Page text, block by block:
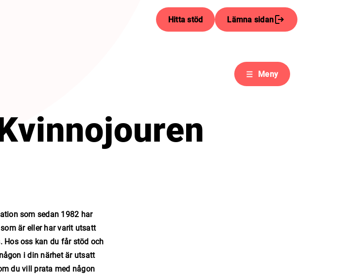
Hitta stöd Lämna sidan
Meny
som sedan 1982 har
är eller har varit utsatt
Hos oss kan du får stöd och
i din närhet är utsatt
du vill prata med någon